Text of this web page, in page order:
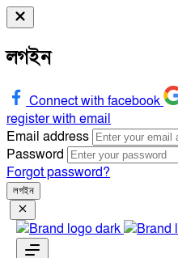
লগইন
Connect with facebook
register with email
Email address
Password
Forgot password?
লগইন